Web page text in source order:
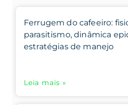
Ferrugem do cafeeiro:
parasitismo, dinâmica
estratégias de manejo
Leia mais »